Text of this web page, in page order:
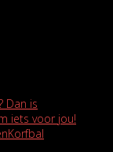
Dan is
iets voor jou!